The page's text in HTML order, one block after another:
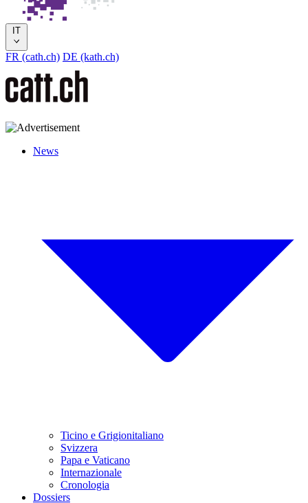
IT
FR (cath.ch) DE (kath.ch)
News
Ticino e Grigionitaliano
Svizzera
Papa e Vaticano
Internazionale
Cronologia
Dossiers